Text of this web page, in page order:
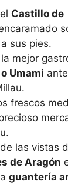
Castillo de
sus pies.
mejor
Umami
frescos
las vistas
de Aragón
guantería